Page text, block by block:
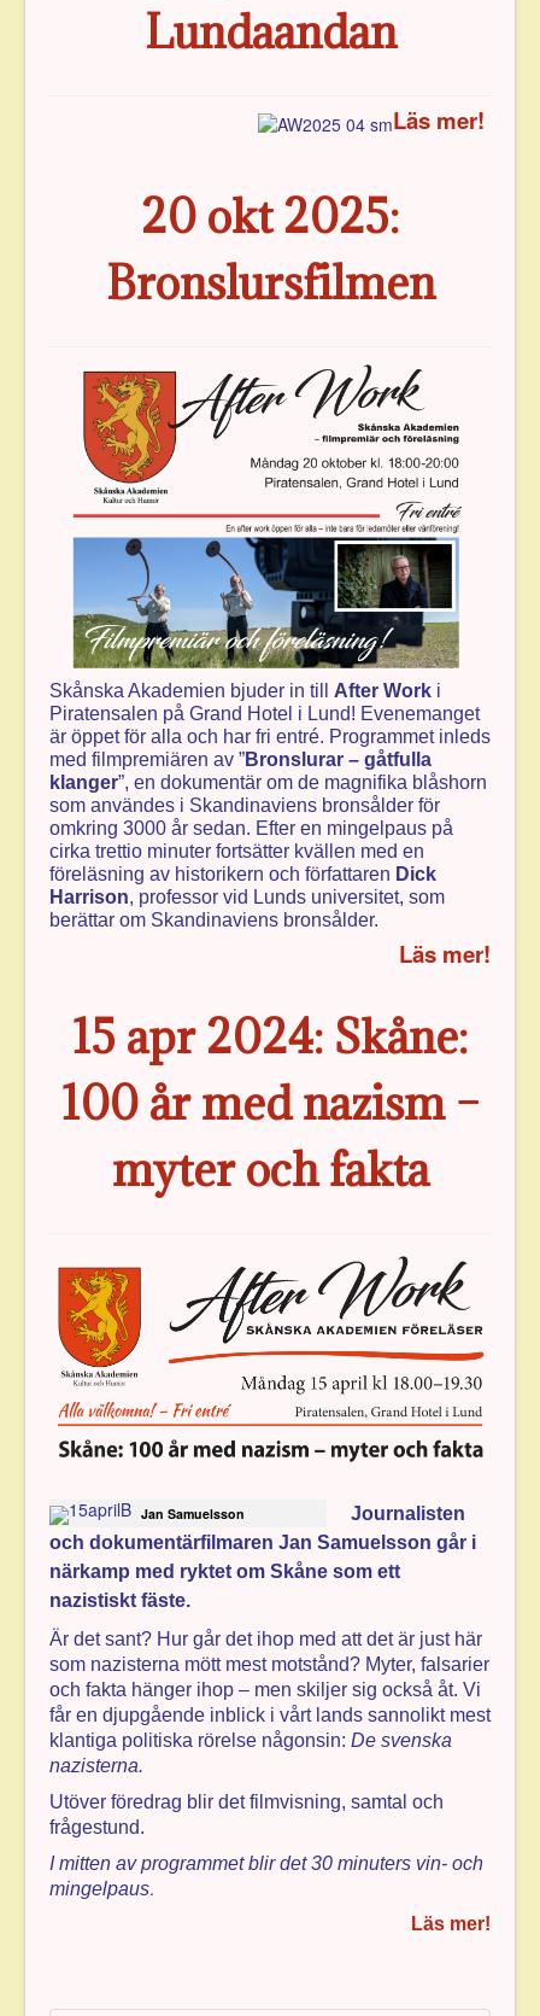
Lundaandan
Läs mer!
20 okt 2025:
Bronslursfilmen
Skånska Akademien bjuder in till After Work i
Piratensalen på Grand Hotel i Lund! Evenemanget
är öppet för alla och har fri entré. Programmet inleds
med filmpremiären av ”Bronslurar – gåtfulla
klanger”, en dokumentär om de magnifika blåshorn
som användes i Skandinaviens bronsålder för
omkring 3000 år sedan. Efter en mingelpaus på
cirka trettio minuter fortsätter kvällen med en
föreläsning av historikern och författaren Dick
Harrison, professor vid Lunds universitet, som
berättar om Skandinaviens bronsålder.
Läs mer!
15 apr 2024: Skåne:
100 år med nazism –
myter och fakta
Jan Samuelsson
Journalisten
och dokumentärfilmaren Jan Samuelsson går i
närkamp med ryktet om Skåne som ett
nazistiskt fäste.
Är det sant? Hur går det ihop med att det är just här
som nazisterna mött mest motstånd? Myter, falsarier
och fakta hänger ihop – men skiljer sig också åt. Vi
får en djupgående inblick i vårt lands sannolikt mest
klantiga politiska rörelse någon­sin: De svenska
nazisterna.
Utöver föredrag blir det filmvisning, samtal och
frågestund.
I mitten av programmet blir det 30 minuters vin- och
mingelpaus.
Läs mer!